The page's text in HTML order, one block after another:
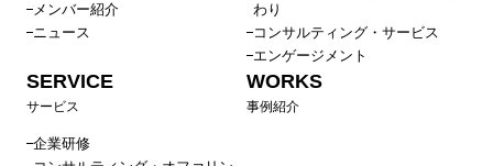
マネジメント層向け理念浸透ワークショップ
中途オンボーディング支援プログラム（受け入れ上司向
け）
キャリアクラフトシリーズ：キャリア支援マネジメント研
修
メンバー紹介
ニュース
わり
コンサルティング・サービス
エンゲージメント
SERVICE
サービス
企業研修
WORKS
事例紹介